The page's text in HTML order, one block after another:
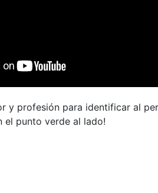
y profesión para identificar al
el punto verde al lado!